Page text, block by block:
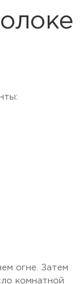
огне. Затем
комнатной